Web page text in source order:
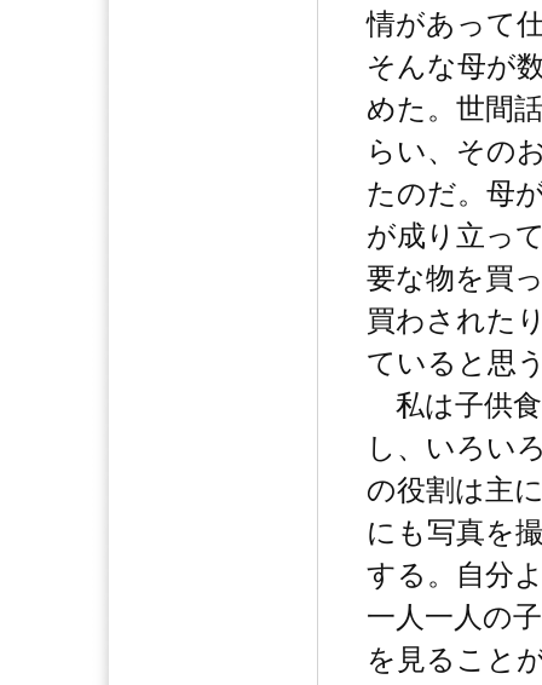
情があって
そんな母が
めた。世間
らい、その
たのだ。母
が成り立っ
要な物を買
買わされた
ていると思
私は子供
し、いろい
の役割は主
にも写真を
する。自分
一人一人の
を見ること